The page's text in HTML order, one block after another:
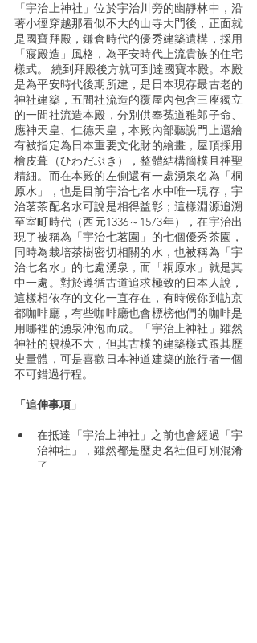
「宇治上神社」位於宇治川旁的幽靜林中，沿
著小徑穿越那看似不大的山寺大門後，正面就
是國寶拜殿，鎌倉時代的優秀建築遺構，採用
「寢殿造」風格，為平安時代上流貴族的住宅
樣式。 繞到拜殿後方就可到達國寶本殿。本殿
是為平安時代後期所建，是日本現存最古老的
神社建築，五間社流造的覆屋內包含三座獨立
的一間社流造本殿，分別供奉菟道稚郎子命、
應神天皇、仁德天皇，本殿內部聽說門上還繪
有被指定為日本重要文化財的繪畫，屋頂採用
檜皮葺（ひわだぶき），整體結構簡樸且神聖
精細。而在本殿的左側還有一處湧泉名為「桐
原水」，也是目前宇治七名水中唯一現存，宇
治茗茶配名水可說是相得益彰；這樣淵源追溯
至室町時代（西元1336～1573年），在宇治出
現了被稱為「宇治七茗園」的七個優秀茶園，
同時為栽培茶樹密切相關的水，也被稱為「宇
治七名水」的七處湧泉，而「桐原水」就是其
中一處。對於遵循古道追求極致的日本人說，
這樣相依存的文化一直存在，有時候你到訪京
都咖啡廳，有些咖啡廳也會標榜他們的咖啡是
用哪裡的湧泉沖泡而成。「宇治上神社」雖然
神社的規模不大，但其古樸的建築樣式跟其歷
史量體，可是喜歡日本神道建築的旅行者一個
不可錯過行程。
「追伸事項」
在抵達「宇治上神社」之前也會經過「宇
治神社」，雖然都是歷史名社但可別混淆
了。